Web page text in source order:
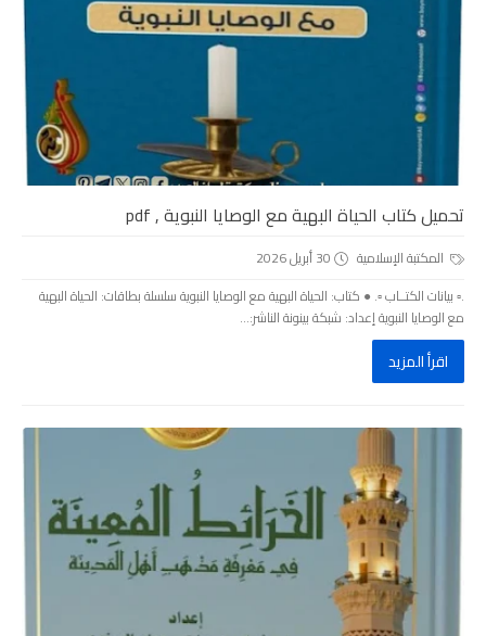
تحميل كتاب الحياة البهية مع الوصايا النبوية , pdf
المكتبة الإسلامية
30 أبريل 2026
.▫️ بيانات الكتــاب ▫️. ● كتاب: الحياة البهية مع الوصايا النبوية سلسلة بطاقات: الحياة البهية
مع الوصايا النبوية إعداد: شبكة بينونة الناشر:...
اقرأ المزيد